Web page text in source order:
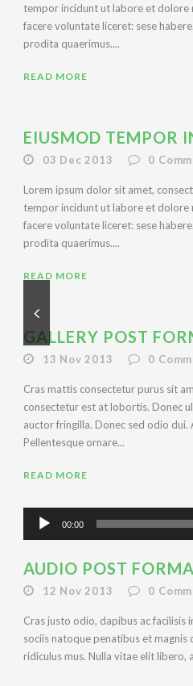
tempor incidunt ut labore et dolore
facere voluntate liceret: sese
prodita quaerimus....
READ MORE
EIUSMOD TEMPOR
03 Dec 2013 0
Lorem ipsum dolor sit amet,
tempor incidunt ut labore et dolore
facere voluntate liceret: sese
prodita quaerimus....
READ MORE
GALLERY POST
13 Nov 2013 0
Cras mattis consectetur purus sit
consectetur est at lobortis. Donec
auctor fringilla. Donec sed odio dui.
Pellentesque ornare...
READ MORE
00:00
AUDIO POST
12 Nov 2013 0
Cras justo odio, dapibus ac facilisis
sociis natoque penatibus et
ridiculus mus. Nulla vitae elit libero,